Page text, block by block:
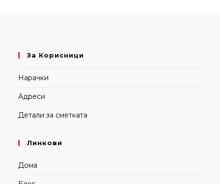
За Корисници
Нарачки
Адреси
Детали за сметката
Линкови
Дома